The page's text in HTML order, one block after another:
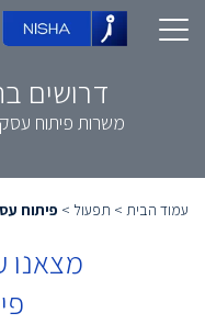
דרושים
משרות פיתוח
עמוד הבית > תפעול > פיתוח
מצאנו